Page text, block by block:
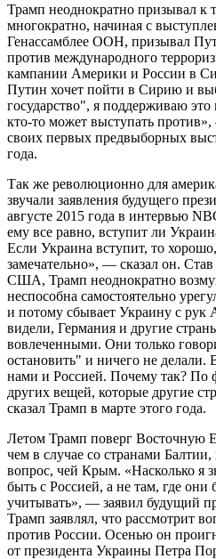
Трамп неоднократно призывал к
многократно, начиная с
Генассамблее ООН, призывал
против международного
кампании Америки и России в
Путин хочет пойти в Сирию и
государство", я поддерживаю
кто-то может выступать
своих первых предвыборных
года.
Так же революционно для
звучали заявления будущего
августе 2015 года в интервью
ему все равно, вступит ли
Если Украина вступит, то
замечательно», — сказал он.
США, Трамп неоднократно
неспособна самостоятельно
и потому сбывает Украину с рук
видели, Германия и другие
вовлеченными. Они только
остановить" и ничего не делали.
нами и Россией. Почему так? По
других вещей, которые другие
сказал Трамп в марте этого года.
Летом Трамп поверг Восточную
чем в случае со странами Балтии,
вопрос, чей Крым. «Насколько я
быть с Россией, а не там, где
учитывать», — заявил будущий
Трамп заявлял, что рассмотрит
против России. Осенью он
от президента Украины Петра